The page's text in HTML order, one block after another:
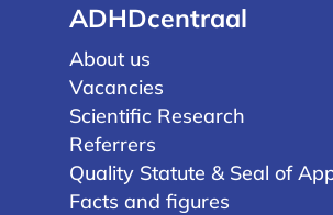
ADHDcentraal
About us
Vacancies
Scientific Research
Referrers
Quality Statute & Seal of
Facts and figures